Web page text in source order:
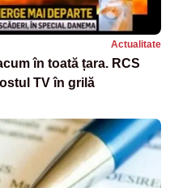
Actualitate
în toată țara. RCS
TV în grilă